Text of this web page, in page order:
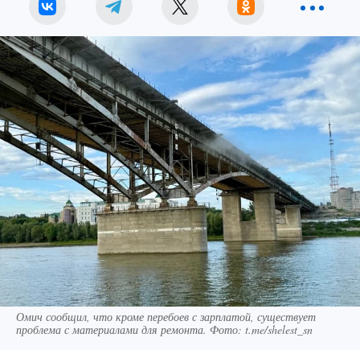
Омич сообщил, что кроме перебоев с зарплатой, существует
проблема с материалами для ремонта. Фото: t.me/shelest_sn